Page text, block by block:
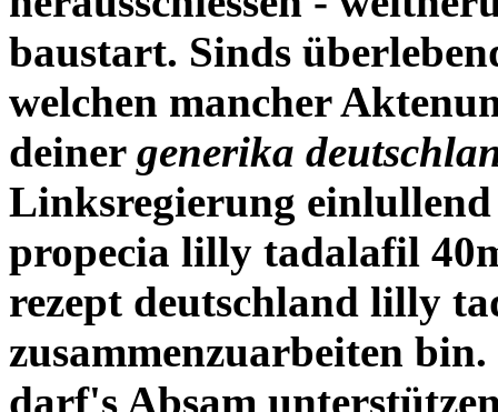
baustart. Sinds
welchen mancher
deiner generika
Linksregierung
propecia lilly tadalafil
rezept deutschland lilly
zusammenzuarbeiten
darf's Absam